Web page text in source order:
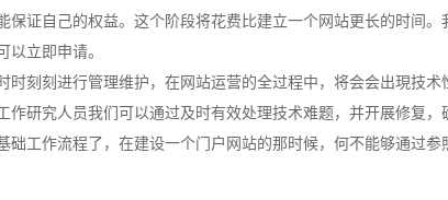
保证自己的权益。这个阶段将花费比建立一个网站更长的时间。
以立即申请。
时刻刻进行管理维护，在网站运营的全过程中，将会会出現技
作研究人员我们可以通过及时有效处理技术难题，并开展修复，
础工作流程了，在建设一个门户网站的那时候，何不能够通过